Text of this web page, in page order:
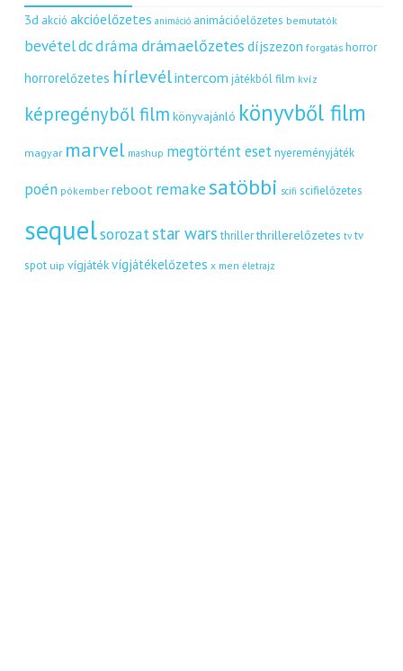
3d akció akcióelőzetes animáció animációelőzetes bemutatók
bevételdcdráma drámaelőzetes díjszezon forgatás horror
horrorelőzetes hírlevélintercom játékból film kvíz
képregényből film könyvajánló könyvből film
magyar marvel mashup megtörtént eset nyereményjáték
poén pókember reboot remakesatöbbi scifi scifielőzetes
sequelsorozat star wars thriller thrillerelőzetes tv tv
spot uip vígjátékvígjátékelőzetes x men életrajz